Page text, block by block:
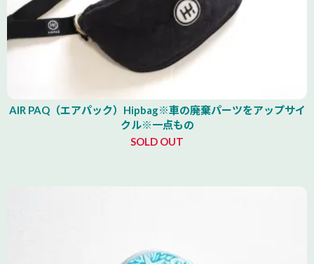
AIR PAQ（エアパック）Hipbag※車の廃棄パーツをアップサイ
クル※一点もの
SOLD OUT